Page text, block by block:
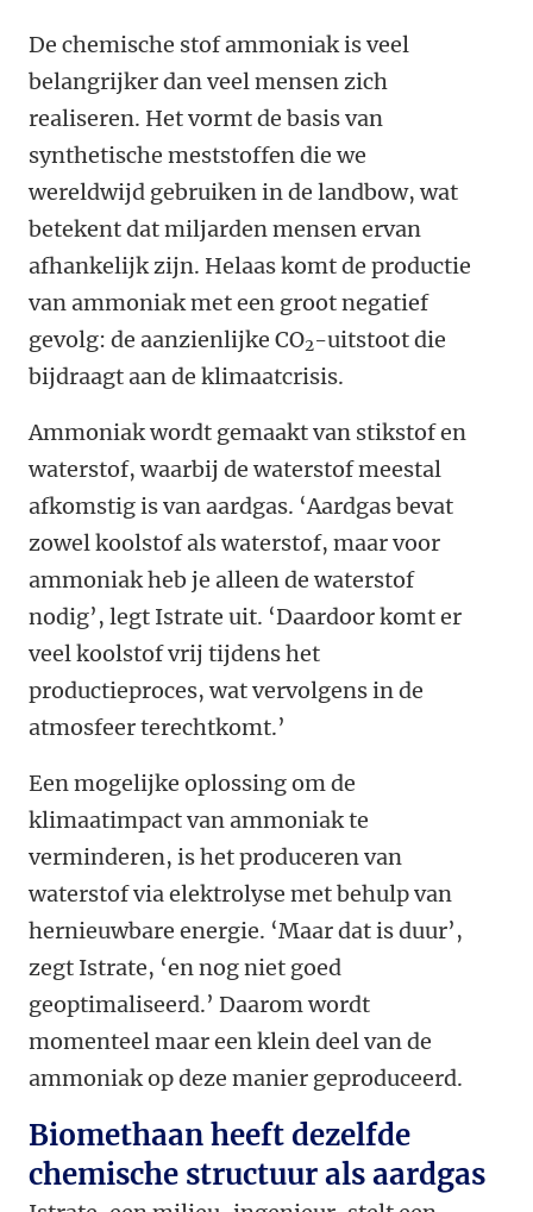
De chemische stof ammoniak is veel
belangrijker dan veel mensen zich
realiseren. Het vormt de basis van
synthetische meststoffen die we
wereldwijd gebruiken in de landbow, wat
betekent dat miljarden mensen ervan
afhankelijk zijn. Helaas komt de productie
van ammoniak met een groot negatief
gevolg: de aanzienlijke CO2-uitstoot die
bijdraagt aan de klimaatcrisis.
Ammoniak wordt gemaakt van stikstof en
waterstof, waarbij de waterstof meestal
afkomstig is van aardgas. ‘Aardgas bevat
zowel koolstof als waterstof, maar voor
ammoniak heb je alleen de waterstof
nodig’, legt Istrate uit. ‘Daardoor komt er
veel koolstof vrij tijdens het
productieproces, wat vervolgens in de
atmosfeer terechtkomt.’
Een mogelijke oplossing om de
klimaatimpact van ammoniak te
verminderen, is het produceren van
waterstof via elektrolyse met behulp van
hernieuwbare energie. ‘Maar dat is duur’,
zegt Istrate, ‘en nog niet goed
geoptimaliseerd.’ Daarom wordt
momenteel maar een klein deel van de
ammoniak op deze manier geproduceerd.
Biomethaan heeft dezelfde
chemische structuur als aardgas